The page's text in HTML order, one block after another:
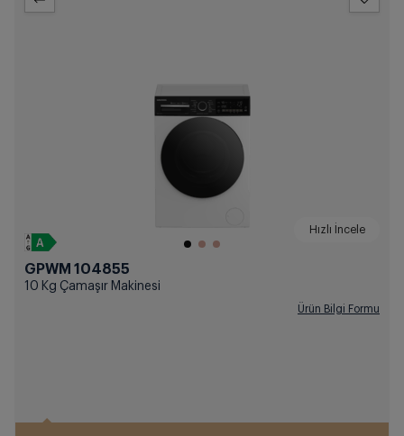
Hızlı İncele
GPWM 104855
10 Kg Çamaşır Makinesi
Ürün Bilgi Formu